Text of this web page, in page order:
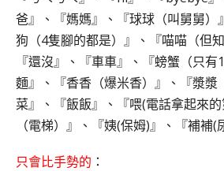
爸』、『媽媽』、『球球（叫舅舅）
狗（4隻腳的都是）』、『喵喵（但
『還沒』、『車車』、『螃蟹（只
麵』、『香香（爆米香）』、『漿漿
菜』、『飯飯』、『喂(電話拿起來
（電梯）』、『姨(保姆)』、『補補(
只會比手勢的 ：